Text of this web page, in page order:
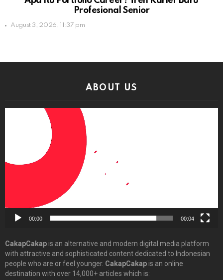
Profesional Senior
August 3, 2026, 11:37 pm
ABOUT US
00:00 00:04
CakapCakapis an alternative and modern digital media platform
with attractive and sophisticated content dedicated to Indonesian
people who are or feel younger. CakapCakapis an online
destination with over 14,000+ articles which is: